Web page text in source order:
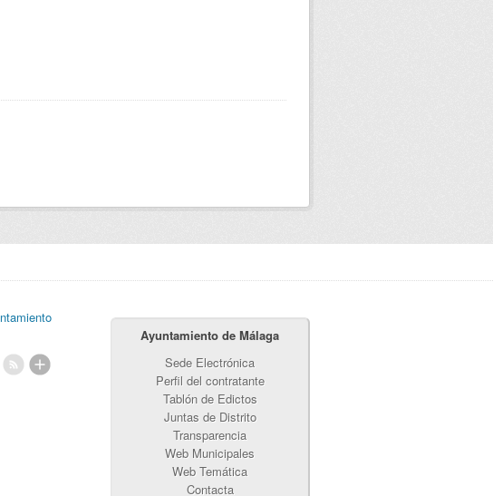
Ayuntamiento de Málaga
Sede Electrónica
Perfil del contratante
Tablón de Edictos
Juntas de Distrito
Transparencia
Web Municipales
Web Temática
Contacta